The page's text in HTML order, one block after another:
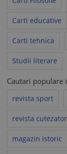
Dacă aveți
Vă mulțumim!
Vă rugăm să
vânzătorului nu
utilizare al
încalcă legea
sau prevederile
Carti educative
Carti tehnica
Studii literare
Cautari populare
revista sport
revista
magazin istoric